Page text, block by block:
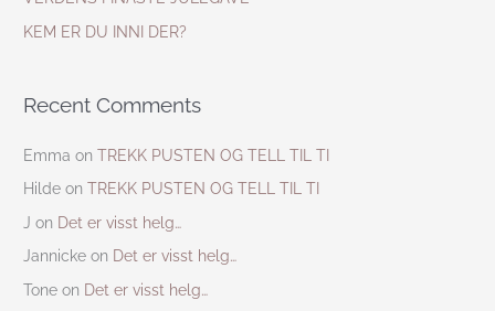
r
:KEM ER DU INNI DER?
Recent Comments
Emma onTREKK PUSTEN OG TELL TIL TI
Hilde onTREKK PUSTEN OG TELL TIL TI
J on Det er visst helg…
Jannicke on Det er visst helg…
Tone on Det er visst helg…